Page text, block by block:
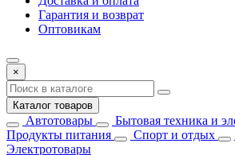
Гарантия и возврат
Оптовикам
×
Каталог товаров
Автотовары Бытовая техника и
Продукты питания
Спорт и отдых
Электротовары